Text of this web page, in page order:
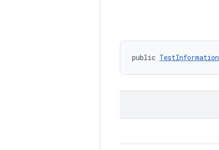
public TestInformation